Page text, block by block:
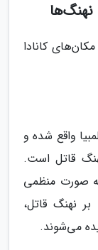
نهنگ‌ها
کانادا
واقع شده و
قاتل است.
صورت منظمی
نهنگ قاتل،
می‌شوند.